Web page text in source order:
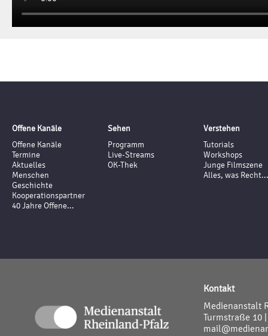
Offene Kanäle
Offene Kanäle
Termine
Aktuelles
Menschen
Geschichte
Kooperationspartner
40 Jahre Offene...
Sehen
Programm
Live-Streams
OK-Thek
Verstehen
Tutorials
Workshops
Junge Filmszene
Alles, was Recht...
Kontakt
Medienanstalt
Turmstraße 10